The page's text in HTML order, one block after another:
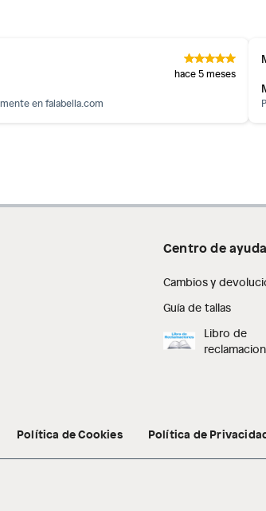
hace 5 meses
enfalabella.com
Centro de ayuda
Cambios y
Guía de tallas
Libro de
Política de Cookies Política de